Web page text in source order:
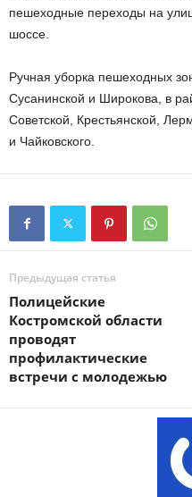
пешеходные переходы на
шоссе.
Ручная уборка пешеходных
Сусанинской и Широкова, в
Советской, Крестьянской,
и Чайковского.
Предыдущая статья
Полицейские
Костромской области
проводят
профилактические
встречи с молодежью